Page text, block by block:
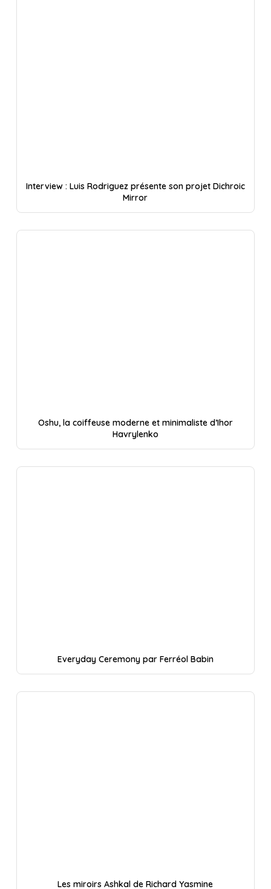
Interview : Luis Rodriguez présente son projet Dichroic
Mirror
Oshu, la coiffeuse moderne et minimaliste d’Ihor
Havrylenko
Everyday Ceremony par Ferréol Babin
Les miroirs Ashkal de Richard Yasmine